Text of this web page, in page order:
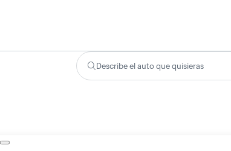
Describe el auto que quisieras